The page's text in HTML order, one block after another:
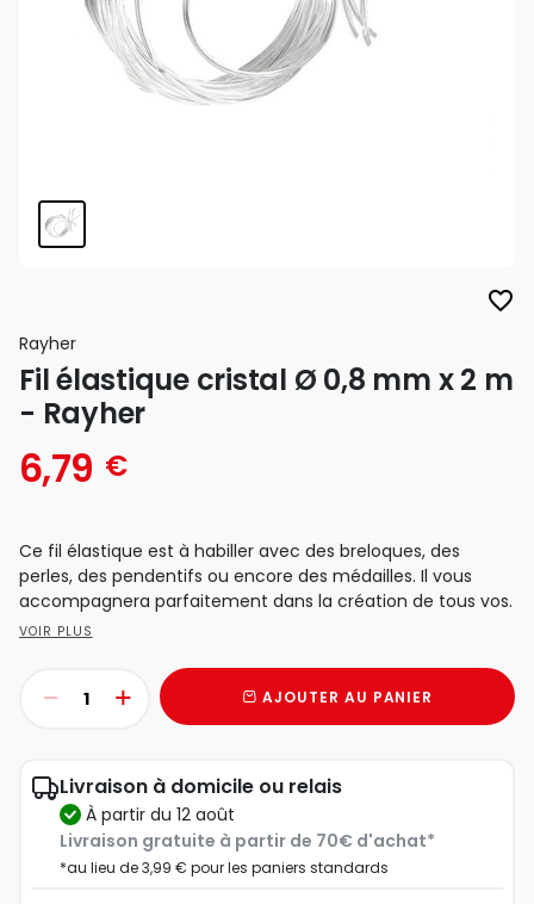
favorite_border
Rayher
Fil élastique cristal Ø 0,8 mm x 2 m
- Rayher
6,79 €
Ce fil élastique est à habiller avec des breloques, des
perles, des pendentifs ou encore des médailles. Il vous
accompagnera parfaitement dans la création de tous vos.
VOIR PLUS
AJOUTER AU PANIER
Livraison à domicile ou relais
à partir du 12 août
Livraison gratuite à partir de 70€ d'achat*
*au lieu de 3,99 € pour les paniers standards